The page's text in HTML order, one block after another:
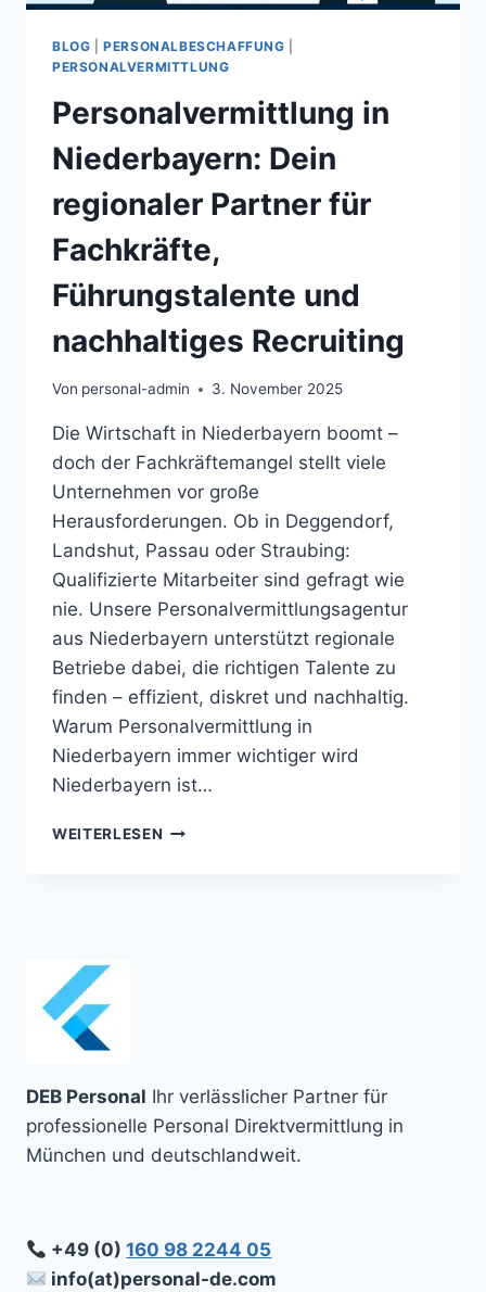
BLOG |PERSONALBESCHAFFUNG
PERSONALVERMITTLUNG
Personalvermittlung in
Niederbayern: Dein
regionaler Partner für
Fachkräfte,
Führungstalente und
nachhaltiges Recruiting
Von personal-admin 3. November 2025
Die Wirtschaft in Niederbayern boomt –
doch der Fachkräftemangel stellt viele
Unternehmen vor große
Herausforderungen. Ob in Deggendorf,
Landshut, Passau oder Straubing:
Qualifizierte Mitarbeiter sind gefragt wie
nie. Unsere Personalvermittlungsagentur
aus Niederbayern unterstützt regionale
Betriebe dabei, die richtigen Talente zu
finden – effizient, diskret und nachhaltig.
Warum Personalvermittlung in
Niederbayern immer wichtiger wird
Niederbayern ist…
WEITERLESEN PERSONALVERMITTLUNG
DEB Personal Ihr verlässlicher Partner für
professionelle Personal Direktvermittlung in
München und deutschlandweit.
+49 (0)160 98 2244 05
info(at)personal-de.com